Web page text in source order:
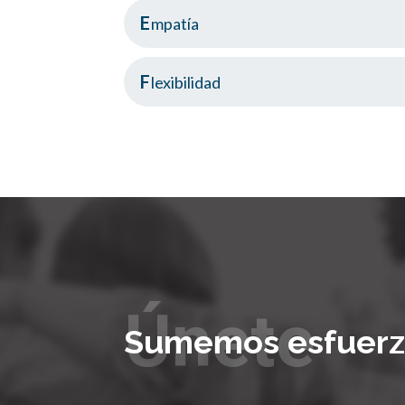
Empatía
Flexibilidad
Sumemos
Únete